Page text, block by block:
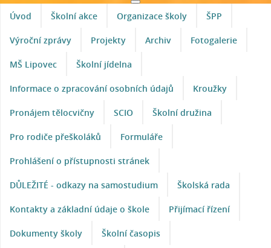
Úvod Školní akce Organizace školy ŠPP
Výroční zprávy Projekty Archiv Fotogalerie
MŠ Lipovec Školní jídelna
Informace o zpracování osobních údajů Kroužky
Pronájem tělocvičny SCIO Školní družina
Pro rodiče přeškoláků Formuláře
Prohlášení o přístupnosti stránek
DŮLEŽITÉ - odkazy na samostudium Školská rada
Kontakty a základní údaje o škole Přijímací řízení
Dokumenty školy Školní časopis